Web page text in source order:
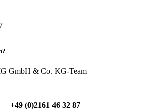
GmbH & Co. KG-Team
+49 (0)2161 46 32 87